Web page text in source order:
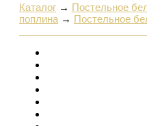
Каталог → Постельное
поплина → Постельное